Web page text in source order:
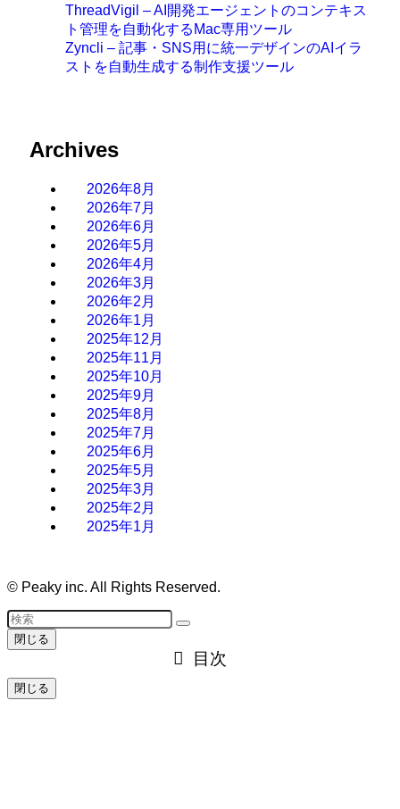
ThreadVigil – AI開発エージェントのコンテキス
ト管理を自動化するMac専用ツール
Zyncli – 記事・SNS用に統一デザインのAIイラ
ストを自動生成する制作支援ツール
Archives
2026年8月
2026年7月
2026年6月
2026年5月
2026年4月
2026年3月
2026年2月
2026年1月
2025年12月
2025年11月
2025年10月
2025年9月
2025年8月
2025年7月
2025年6月
2025年5月
2025年3月
2025年2月
2025年1月
© Peaky inc. All Rights Reserved.
閉じる
目次
閉じる